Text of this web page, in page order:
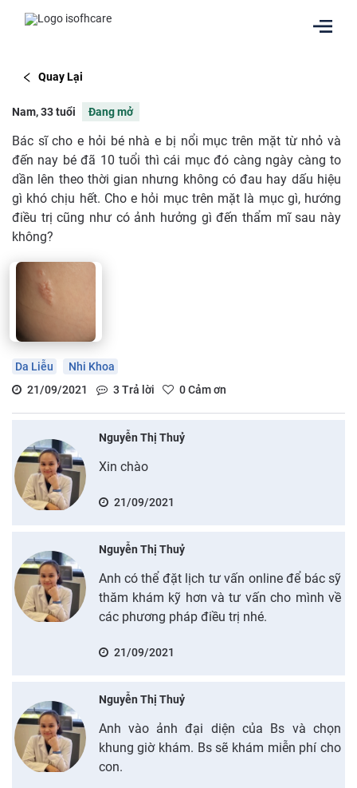
Quay Lại
Nam, 33 tuổi Đang mở
Bác sĩ cho e hỏi bé nhà e bị nổi mục trên mặt từ nhỏ và
đến nay bé đã 10 tuổi thì cái mục đó càng ngày càng to
dần lên theo thời gian nhưng không có đau hay dấu hiệu
gì khó chịu hết. Cho e hỏi mục trên mặt là mục gì, hướng
điều trị cũng như có ảnh hưởng gì đến thẩm mĩ sau này
không?
Da Liễu
Nhi Khoa
21/09/2021
3 Trả lời 0Cảm ơn
Nguyễn Thị Thuỷ
Xin chào
21/09/2021
Nguyễn Thị Thuỷ
Anh có thể đặt lịch tư vấn online để bác sỹ
thăm khám kỹ hơn và tư vấn cho mình về
các phương pháp điều trị nhé.
21/09/2021
Nguyễn Thị Thuỷ
Anh vào ảnh đại diện của Bs và chọn
khung giờ khám. Bs sẽ khám miễn phí cho
con.